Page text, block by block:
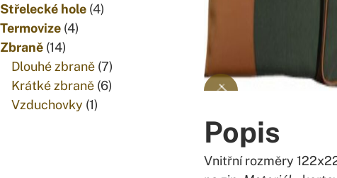
Střelecké hole 44
Termovize 44
Zbraně 1414
produktů
Dlouhé zbraně 77
produktů
Krátké zbraně 66
Vzduchovky 11
Popis
Vnitřní rozměry